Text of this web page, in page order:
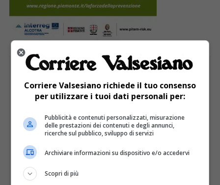
PUBBLICITÀ
Corriere Valsesiano richiede il tuo consenso
per utilizzare i tuoi dati personali per:
Pubblicità e contenuti personalizzati, misurazione
delle prestazioni dei contenuti e degli annunci,
ricerche sul pubblico, sviluppo di servizi
Archiviare informazioni su dispositivo e/o accedervi
Scopri di più